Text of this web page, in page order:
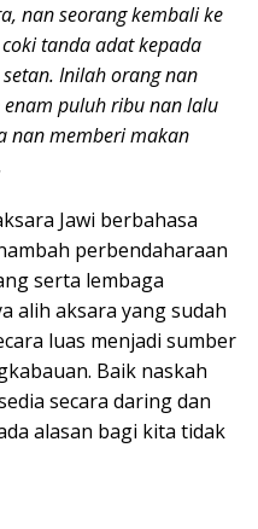
nan seorang kembali ke
tanda adat kepada
Inilah orang nan
puluh ribu nan lalu
nan memberi makan
Jawi berbahasa
perbendaharaan
serta lembaga
alih aksara yang sudah
luas menjadi sumber
Baik naskah
secara daring dan
alasan bagi kita tidak